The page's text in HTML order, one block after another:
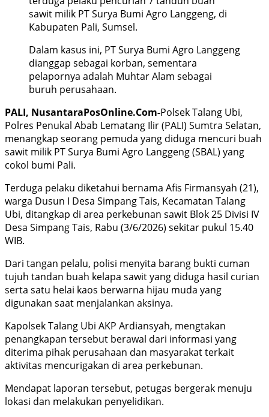
sawit milik PT Surya Bumi Agro Langgeng, di
Kabupaten Pali, Sumsel.
Dalam kasus ini, PT Surya Bumi Agro Langgeng
dianggap sebagai korban, sementara
pelapornya adalah Muhtar Alam sebagai
buruh perusahaan.
PALI, NusantaraPosOnline.Com-Polsek Talang Ubi,
Polres Penukal Abab Lematang Ilir (PALI) Sumtra Selatan,
menangkap seorang pemuda yang diduga mencuri buah
sawit milik PT Surya Bumi Agro Langgeng (SBAL) yang
cokol bumi Pali.
Terduga pelaku diketahui bernama Afis Firmansyah (21),
warga Dusun I Desa Simpang Tais, Kecamatan Talang
Ubi, ditangkap di area perkebunan sawit Blok 25 Divisi IV
Desa Simpang Tais, Rabu (3/6/2026) sekitar pukul 15.40
WIB.
Dari tangan pelalu, polisi menyita barang bukti cuman
tujuh tandan buah kelapa sawit yang diduga hasil curian
serta satu helai kaos berwarna hijau muda yang
digunakan saat menjalankan aksinya.
Kapolsek Talang Ubi AKP Ardiansyah, mengtakan
penangkapan tersebut berawal dari informasi yang
diterima pihak perusahaan dan masyarakat terkait
aktivitas mencurigakan di area perkebunan.
Mendapat laporan tersebut, petugas bergerak menuju
lokasi dan melakukan penyelidikan.